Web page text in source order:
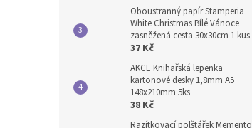
Oboustranný papír Stamperia
White Christmas Bílé Vánoce
zasněžená cesta 30x30cm 1 kus
37 Kč
AKCE Knihařská lepenka
kartonové desky 1,8mm A5
148x210mm 5ks
38 Kč
Razítkovací polštářek Memento